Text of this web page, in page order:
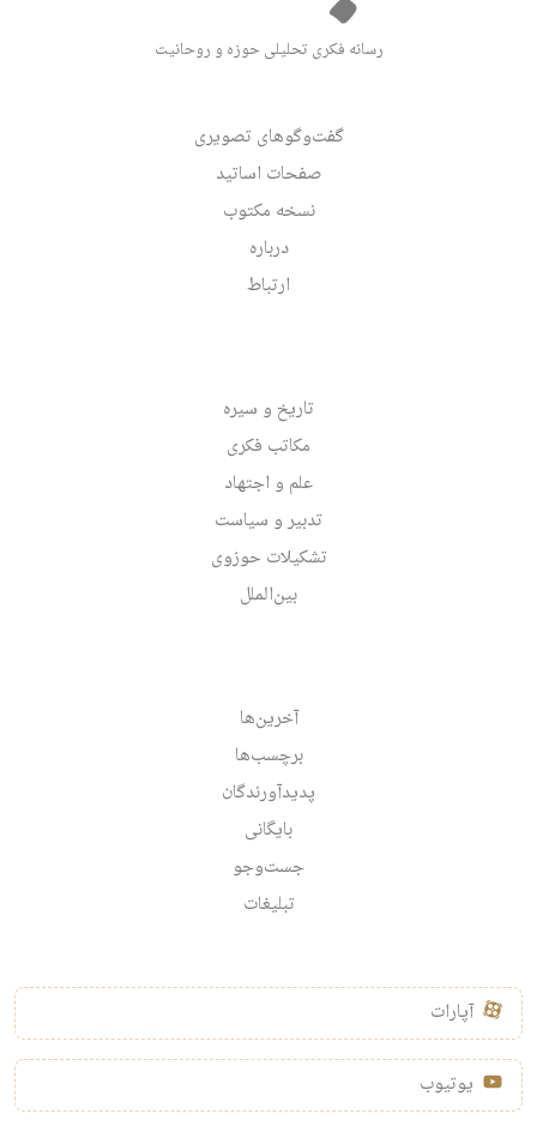
رسانه فکری تحلیلی حوزه و روحانیت
گفت‌وگوهای تصویری
صفحات اساتید
نسخه مکتوب
درباره
ارتباط
تاریخ و سیره
مکاتب فکری
علم و اجتهاد
تدبیر و سیاست
تشکیلات حوزوی
بین‌الملل
آخرین‌ها
برچسب‌ها
پدیدآورندگان
بایگانی
جست‌وجو
تبلیغات
آپارات
یوتیوب